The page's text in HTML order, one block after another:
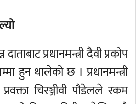
दाताबाट प्रधानमन्त्री दैवी प्रकोप
हुन थालेको छ । प्रधानमन्त्री
चिरञ्जीवी पौडेलले रकम